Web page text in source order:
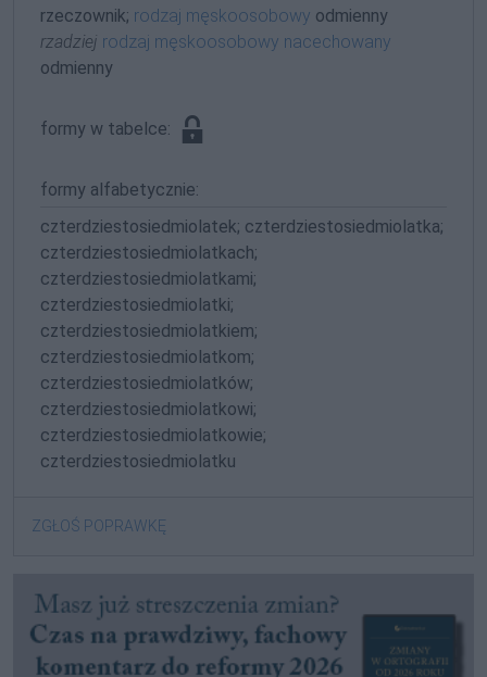
rzeczownik; rodzaj męskoosobowy odmienny
rzadziej rodzaj męskoosobowy nacechowany
odmienny
formy w tabelce:
formy alfabetycznie:
czterdziestosiedmiolatek; czterdziestosiedmiolatka;
czterdziestosiedmiolatkach;
czterdziestosiedmiolatkami;
czterdziestosiedmiolatki;
czterdziestosiedmiolatkiem;
czterdziestosiedmiolatkom;
czterdziestosiedmiolatków;
czterdziestosiedmiolatkowi;
czterdziestosiedmiolatkowie;
czterdziestosiedmiolatku
ZGŁOŚ POPRAWKĘ